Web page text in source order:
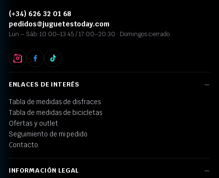
(+34) 626 32 01 68
pedidos@juguetestoday.com
Lun – Sáb: 10:00–13:45 / 17:00–20:30 · Domingos cerrado
ENLACES DE INTERÉS
Tabla de medidas de disfraces
Tabla de medidas de bicicletas
Ofertas y outlet
Seguimiento de mi pedido
Contacto
INFORMACIÓN LEGAL